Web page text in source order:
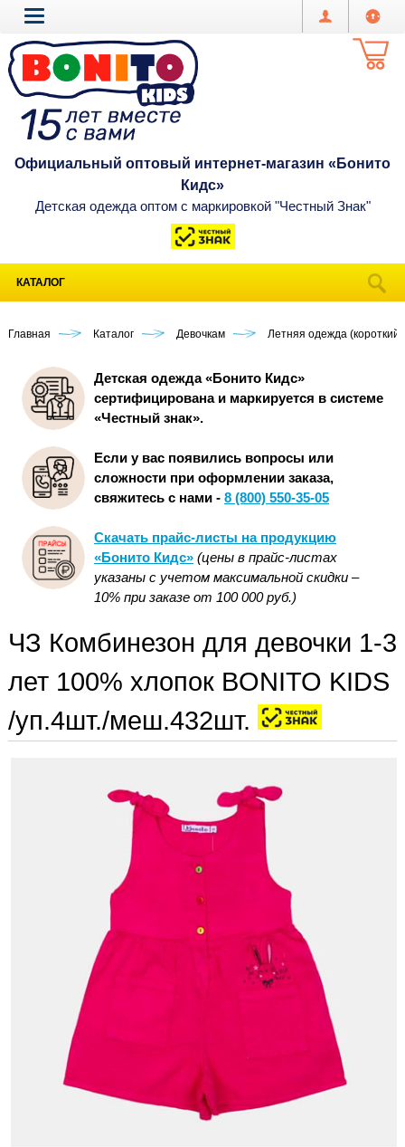
Официальный оптовый интернет-магазин «Бонито
Кидс»
Детская одежда оптом с маркировкой "Честный Знак"
КАТАЛОГ
Главная Каталог Девочкам Летняя одежда (короткий
Детская одежда «Бонито Кидс»
сертифицирована и маркируется в системе
«Честный знак».
Если у вас появились вопросы или
сложности при оформлении заказа,
свяжитесь с нами - 8 (800) 550-35-05
Скачать прайс-листы на продукцию
«Бонито Кидс» (цены в прайс-листах
указаны с учетом максимальной скидки –
10% при заказе от 100 000 руб.)
ЧЗ Комбинезон для девочки 1-3
лет 100% хлопок BONITO KIDS
/уп.4шт./меш.432шт.